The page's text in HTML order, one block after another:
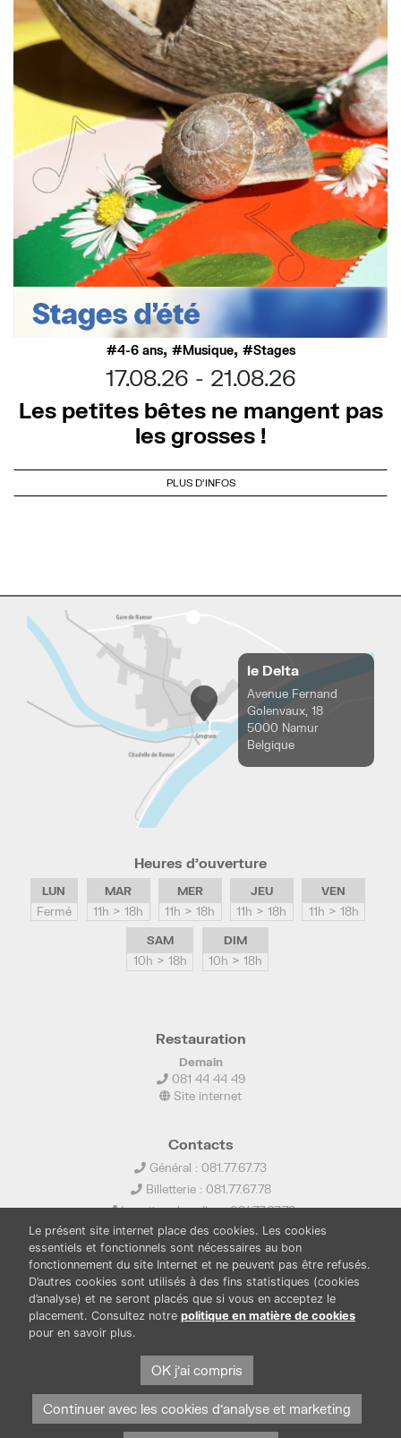
4-6 ans, Musique, Stages
17.08.26
21.08.26
Les petites bêtes ne mangent pas
les grosses !
PLUS D'INFOS
le Delta
Avenue Fernand
Golenvaux, 18
5000 Namur
Belgique
Heures d’ouverture
LUN
Fermé
MAR
11h > 18h
MER
11h > 18h
JEU
11h > 18h
VEN
11h > 18h
SAM
10h > 18h
DIM
10h > 18h
Restauration
Demain
081 44 44 49
Site internet
Contacts
Général : 081.77.67.73
Billetterie : 081.77.67.78
Location de salles : 081.77.67.79
info@ledelta.be
BOUTIQUE
Le présent site internet place des cookies. Les cookies
essentiels et fonctionnels sont nécessaires au bon
fonctionnement du site Internet et ne peuvent pas être refusés.
D’autres cookies sont utilisés à des fins statistiques (cookies
d’analyse) et ne seront placés que si vous en acceptez le
placement. Consultez notre politique en matière de cookies
pour en savoir plus.
OK j'ai compris
Continuer avec les cookies d'analyse et marketing